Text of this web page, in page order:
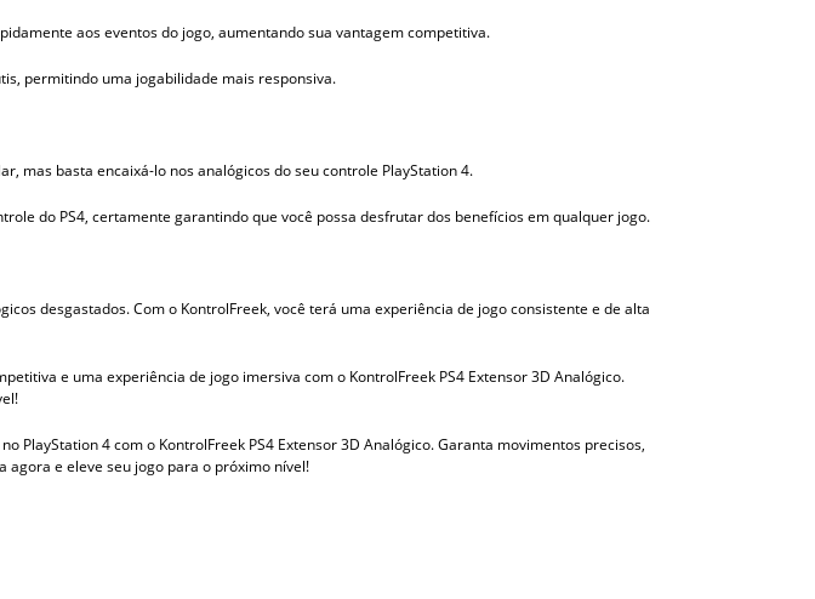
aos eventos do jogo, aumentando sua vantagem competitiva.
permitindo uma jogabilidade mais responsiva.
mas basta encaixá-lo nos analógicos do seu controle PlayStation 4.
do PS4, certamente garantindo que você possa desfrutar dos benefícios em qualquer jogo.
desgastados. Com o KontrolFreek, você terá uma experiência de jogo consistente e de alta
e uma experiência de jogo imersiva com o KontrolFreek PS4 Extensor 3D Analógico.
PlayStation 4 com o KontrolFreek PS4 Extensor 3D Analógico. Garanta movimentos precisos,
e eleve seu jogo para o próximo nível!